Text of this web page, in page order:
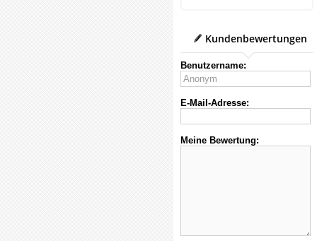
Kundenbewertungen
Benutzername:
E-Mail-Adresse:
Meine Bewertung: